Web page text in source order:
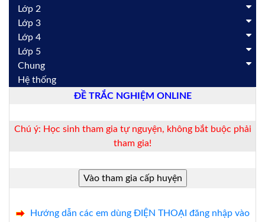
Lớp 2
Lớp 3
Lớp 4
Lớp 5
Chung
Hệ thống
ĐỀ TRẮC NGHIỆM ONLINE
Chú ý: Học sinh tham gia tự nguyện, không bắt buộc phải
tham gia!
Hướng dẫn các em dùng ĐIỆN THOẠI đăng nhập vào